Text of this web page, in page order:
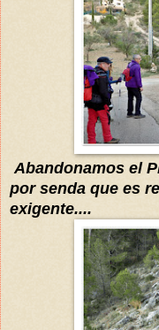
Abandonamos el
por senda que es
exigente....